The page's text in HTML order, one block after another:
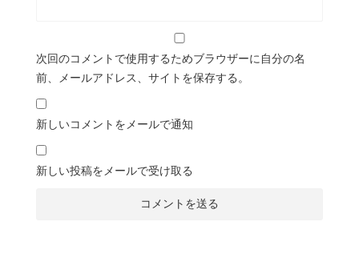
次回のコメントで使用するためブラウザーに自分の名
前、メールアドレス、サイトを保存する。
新しいコメントをメールで通知
新しい投稿をメールで受け取る